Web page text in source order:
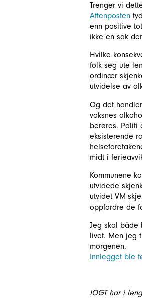
Trenger vi
Aftenposten
enn positive
ikke en sak
Hvilke
folk seg ute
ordinær
utvidelse av
Og det
voksnes
berøres. Politi
eksisterende
midt i
Kommunene
utvidede
utvidet VM-
oppfordre de
Jeg skal både
livet. Men jeg
morgenen.
Innlegget ble
IOGT har i